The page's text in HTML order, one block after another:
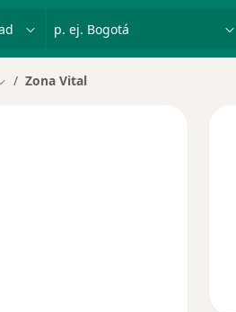
p. ej. Bogotá
de ciudad
Zona Vital